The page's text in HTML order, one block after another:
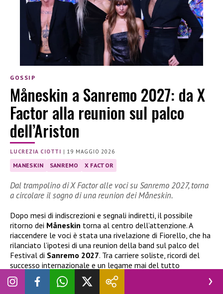
GOSSIP
Måneskin a Sanremo 2027: da X
Factor alla reunion sul palco
dell’Ariston
LUCREZIA CIOTTI | 19 MAGGIO 2026
MANESKIN SANREMO X FACTOR
Dal trampolino di X Factor alle voci su Sanremo 2027, torna
a circolare il sogno di una reunion dei Måneskin.
Dopo mesi di indiscrezioni e segnali indiretti, il possibile
ritorno dei Måneskin torna al centro dell’attenzione. A
riaccendere le voci è stata una rivelazione di Fiorello, che ha
rilanciato l’ipotesi di una reunion della band sul palco del
Festival di Sanremo 2027. Tra carriere soliste, ricordi del
successo internazionale e un legame mai del tutto
interrotto, l’idea di rivedere il gruppo insieme ha riaperto
anche una sottile vena di malinconia: quella di una band che